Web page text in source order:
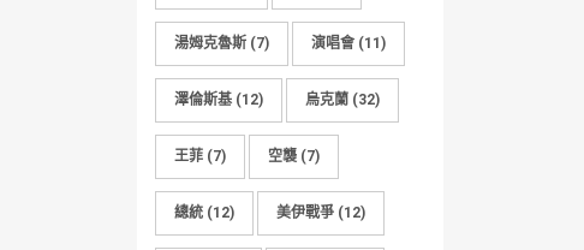
湯姆克魯斯 (7) 演唱會 (11)
澤倫斯基 (12) 烏克蘭 (32)
王菲 (7) 空襲 (7)
總統 (12) 美伊戰爭 (12)